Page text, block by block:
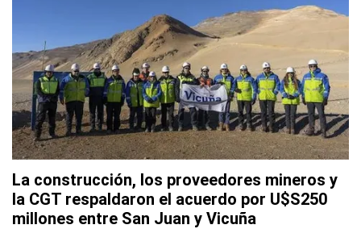
La construcción, los proveedores mineros y
la CGT respaldaron el acuerdo por U$S250
millones entre San Juan y Vicuña